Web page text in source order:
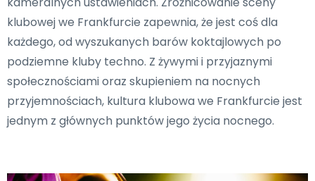
klubowej we Frankfurcie zapewnia, że jest coś dla
każdego, od wyszukanych barów koktajlowych po
podziemne kluby techno. Z żywymi i przyjaznymi
społecznościami oraz skupieniem na nocnych
przyjemnościach, kultura klubowa we Frankfurcie jest
jednym z głównych punktów jego życia nocnego.